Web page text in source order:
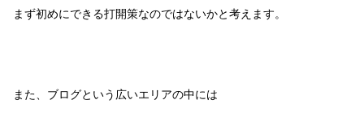
まず初めにできる打開策なのではないかと考えます。
また、ブログという広いエリアの中には